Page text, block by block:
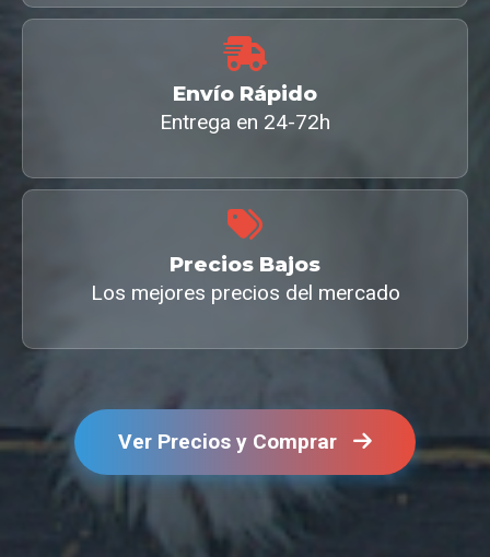
Envío Rápido
Entrega en 24-72h
Precios Bajos
Los mejores precios del mercado
Ver Precios y Comprar